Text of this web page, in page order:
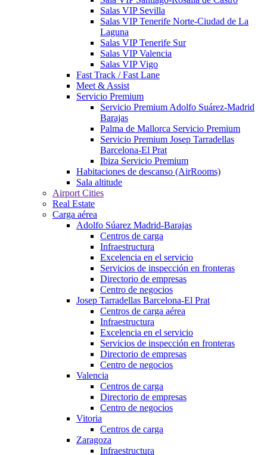
Salas VIP Sevilla
Salas VIP Tenerife Norte-Ciudad de La
Laguna
Salas VIP Tenerife Sur
Salas VIP Valencia
Salas VIP Vigo
Fast Track / Fast Lane
Meet & Assist
Servicio Premium
Servicio Premium Adolfo Suárez-Madrid
Barajas
Palma de Mallorca Servicio Premium
Servicio Premium Josep Tarradellas
Barcelona-El Prat
Ibiza Servicio Premium
Habitaciones de descanso (AirRooms)
Sala altitude
Airport Cities
Real Estate
Carga aérea
Adolfo Súarez Madrid-Barajas
Centros de carga
Infraestructura
Excelencia en el servicio
Servicios de inspección en fronteras
Directorio de empresas
Centro de negocios
Josep Tarradellas Barcelona-El Prat
Centros de carga aérea
Infraestructura
Excelencia en el servicio
Servicios de inspección en fronteras
Directorio de empresas
Centro de negocios
Valencia
Centros de carga
Directorio de empresas
Centro de negocios
Vitoria
Centros de carga
Zaragoza
Infraestructura